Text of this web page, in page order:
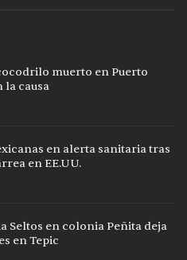
muerto en Puerto
la causa
en alerta sanitaria tras
en EE.UU.
Seltos en colonia Peñita deja
en Tepic